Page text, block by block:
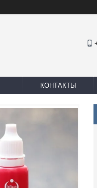
КОНТАКТЫ